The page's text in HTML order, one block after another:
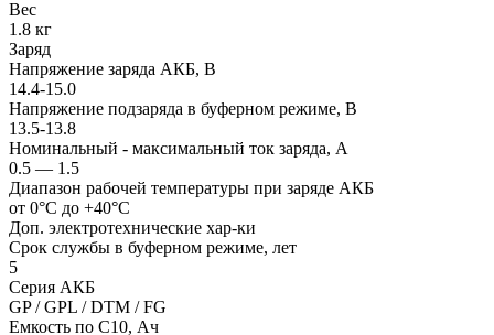
Вес
1.8 кг
Заряд
Напряжение заряда АКБ, В
14.4-15.0
Напряжение подзаряда в буферном режиме, В
13.5-13.8
Номинальный - максимальный ток заряда, А
0.5 — 1.5
Диапазон рабочей температуры при заряде АКБ
от 0°С до +40°С
Доп. электротехнические хар-ки
Срок службы в буферном режиме, лет
5
Серия АКБ
GP / GPL / DTM / FG
Емкость по С10, Ач